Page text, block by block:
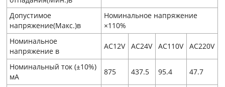
Допустимое
напряжение(Макс.)в
Номинальное напряжение
×110%
Номинальное
напряжение в
AC12V AC24V AC110V AC220V
Номинальный ток (±10%)
мA
875 437.5 95.4 47.7